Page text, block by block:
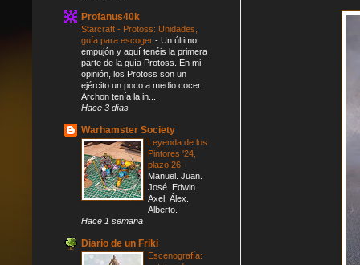
Profanus40k
Starcraft - Protoss: Unidades,
guía para escoger - Un último
empujón y aquí tenéis la primera
parte de la guía Protoss. En mi
opinión, los Protoss son un
ejército un poco a medio cocer.
Archon tenía la in...
Hace 3 días
Warhamster Society
Leyenda de los
Pintores '24,
plazo 26 -
Manuel. Juan.
José. Edwin.
Axel. Álex.
Alberto.
Hace 1 semana
Diario de un Friki
Escenografía: